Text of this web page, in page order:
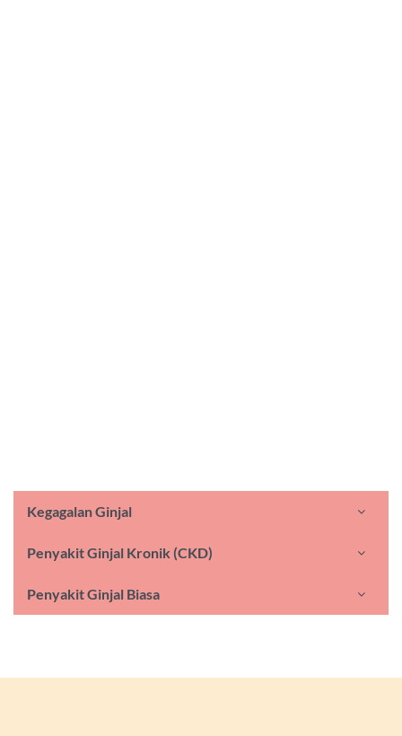
Kegagalan Ginjal
Penyakit Ginjal Kronik (CKD)
Penyakit Ginjal Biasa